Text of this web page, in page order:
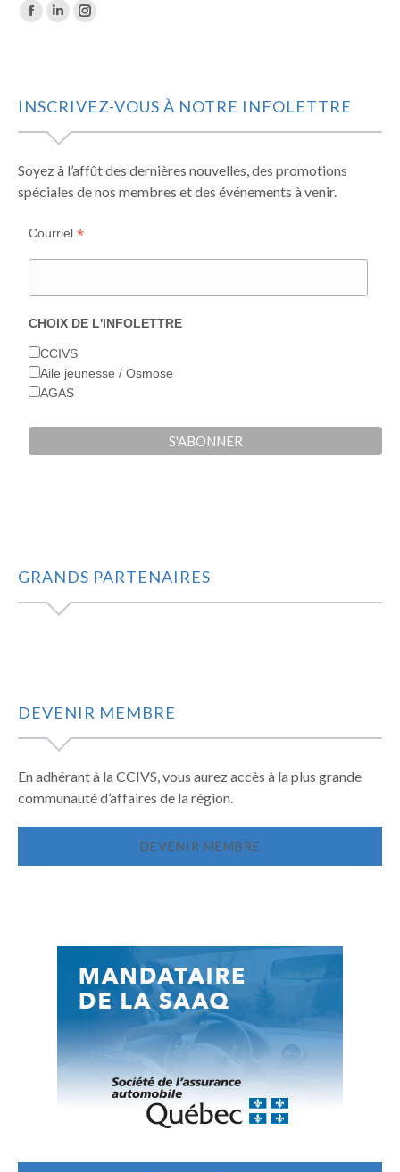
Trouvez nous sur :
La
dans
une
fenêtre
La
dans
une
La
dans
une
INSCRIVEZ-VOUS À NOTRE INFOLETTRE
Soyez à l’affût des dernières nouvelles, des promotions
spéciales de nos membres et des événements à venir.
Courriel*
CHOIX DE L'INFOLETTRE
CCIVS
Aile jeunesse / Osmose
AGAS
GRANDS PARTENAIRES
DEVENIR MEMBRE
En adhérant à la CCIVS, vous aurez accès à la plus grande
communauté d’affaires de la région.
DEVENIR MEMBRE